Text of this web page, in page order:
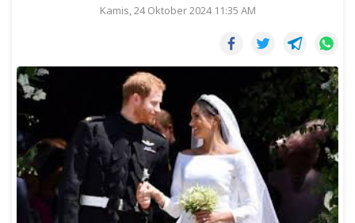
Kamis, 24 Oktober 2024 11:35 AM